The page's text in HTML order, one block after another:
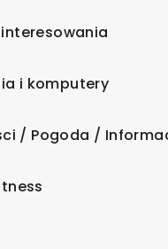
i komputery
/ Pogoda /